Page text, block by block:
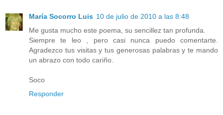
María Socorro Luis 10 de julio de 2010 a las 8:48
Me gusta mucho este poema, su sencillez tan profunda.
Siempre te leo , pero casi nunca puedo comentarte.
Agradezco tus visitas y tus generosas palabras y te mando
un abrazo con todo cariño.
Soco
Responder